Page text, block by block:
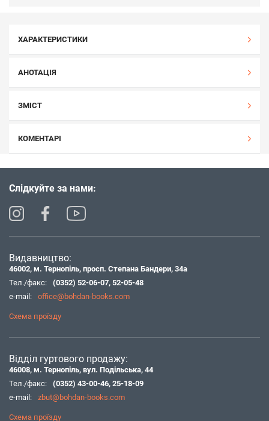
ХАРАКТЕРИСТИКИ
АНОТАЦІЯ
ЗМІСТ
КОМЕНТАРІ
Слідкуйте за нами:
Видавництво:
46002, м. Тернопіль, просп. Степана Бандери, 34а
Тел./факс:
(0352) 52-06-07, 52-05-48
e-mail:
office@bohdan-books.com
Схема проїзду
Відділ гуртового продажу:
46008, м. Тернопіль, вул. Подільська, 44
Тел./факс:
(0352) 43-00-46, 25-18-09
e-mail:
zbut@bohdan-books.com
Схема проїзду